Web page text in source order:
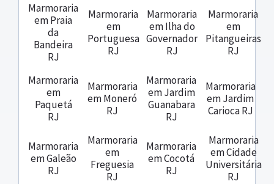
Marmoraria
em Praia
da
Bandeira
RJ
Marmoraria
em
Portuguesa
RJ
Marmoraria
em Ilha do
Governador
RJ
Marmoraria
em
Pitangueiras
RJ
Marmoraria
em
Paquetá
RJ
Marmoraria
em Moneró
RJ
Marmoraria
em Jardim
Guanabara
RJ
Marmoraria
em Jardim
Carioca RJ
Marmoraria
em Galeão
RJ
Marmoraria
em
Freguesia
RJ
Marmoraria
em Cocotá
RJ
Marmoraria
em Cidade
Universitária
RJ